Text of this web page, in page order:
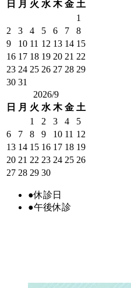
日 月 火 水 木 金 土
1
2
3 4 5 6 7
8
9
10 11 12 13 14 15
16 17 18 19 20 21 22
23 24 25 26 27 28 29
30 31
2026/9
日 月 火 水 木 金 土
1
2 3 4
5
6
7 8 9 10 11 12
13 14 15 16 17 18 19
20 21 22 23 24 25 26
27 28 29 30
●休診日
●午後休診